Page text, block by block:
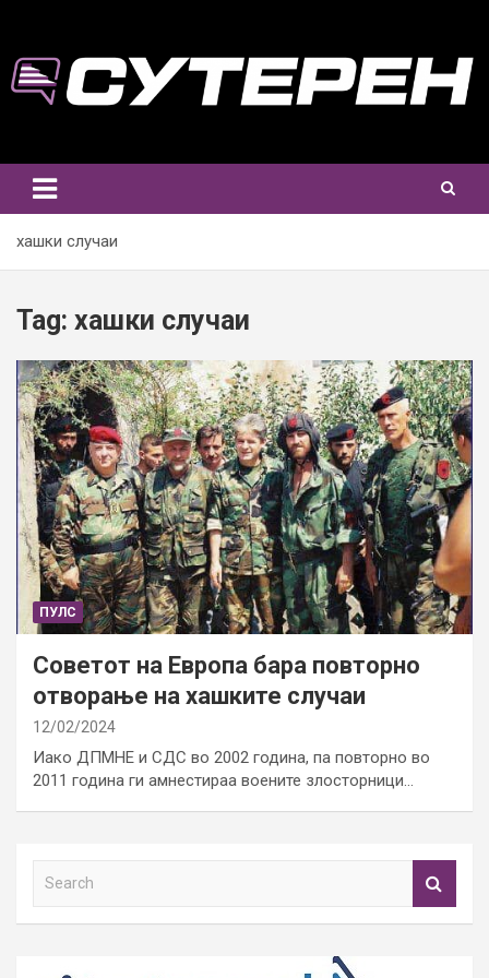
content
хашки случаи
Tag: хашки случаи
ПУЛС
Советот на Европа бара повторно
отворање на хашките случаи
12/02/2024
Иако ДПМНЕ и СДС во 2002 година, па повторно во
2011 година ги амнестираа воените злосторници…